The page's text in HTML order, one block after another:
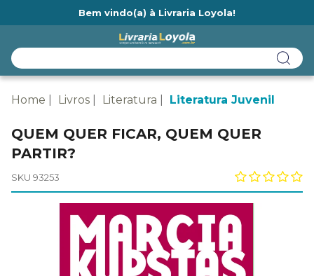
Bem vindo(a) à Livraria Loyola!
Home Livros Literatura Literatura Juvenil
QUEM QUER FICAR, QUEM QUER
PARTIR?
SKU 93253